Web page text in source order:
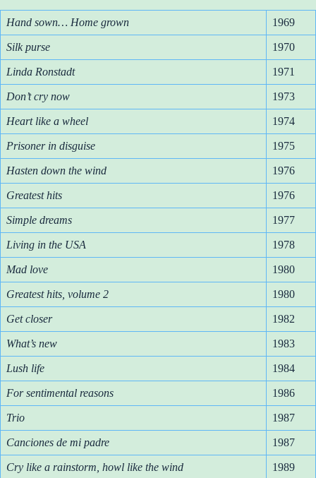
Hand sown… Home grown 1969
Silk purse 1970
Linda Ronstadt 1971
Don’t cry now 1973
Heart like a wheel 1974
Prisoner in disguise 1975
Hasten down the wind 1976
Greatest hits 1976
Simple dreams 1977
Living in the USA 1978
Mad love 1980
Greatest hits, volume 2 1980
Get closer 1982
What’s new 1983
Lush life 1984
For sentimental reasons 1986
Trio 1987
Canciones de mi padre 1987
Cry like a rainstorm, howl like the wind 1989